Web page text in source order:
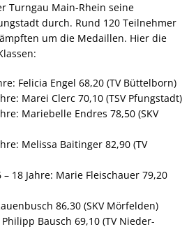
Turngau Main-Rhein seine
durch. Rund 120 Teilnehmer
um die Medaillen. Hier die
Felicia Engel 68,20 (TV Büttelborn)
Marei Clerc 70,10 (TSV Pfungstadt)
Mariebelle Endres 78,50 (SKV
Melissa Baitinger 82,90 (TV
18 Jahre: Marie Fleischauer 79,20
86,30 (SKV Mörfelden)
Bausch 69,10 (TV Nieder-